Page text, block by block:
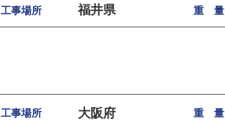
工事場所 福井県 重 量
工事場所 大阪府 重 量